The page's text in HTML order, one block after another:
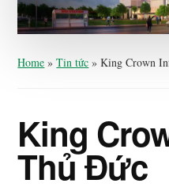
Home »Tin tức »King Crown
King
Thủ Đức